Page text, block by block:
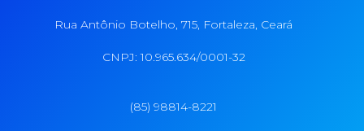
Rua Antônio Botelho, 715, Fortaleza, Ceará
CNPJ: 10.965.634/0001-32
(85) 98814-8221